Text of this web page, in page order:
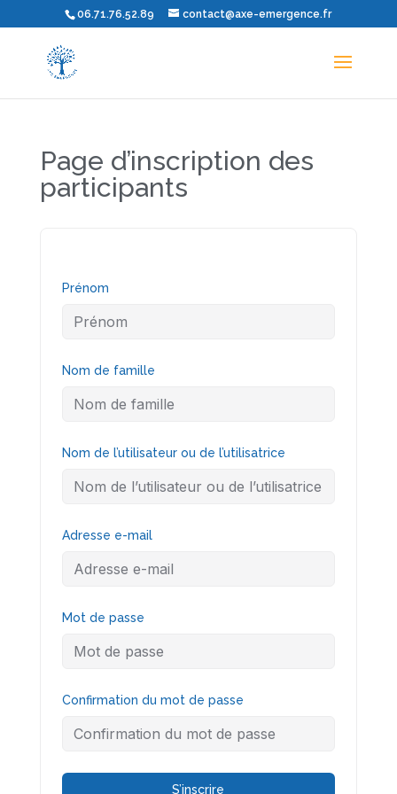
06.71.76.52.89 contact@axe-emergence.fr
Page d’inscription des
participants
Prénom
Nom de famille
Nom de l’utilisateur ou de l’utilisatrice
Adresse e-mail
Mot de passe
Confirmation du mot de passe
S’inscrire